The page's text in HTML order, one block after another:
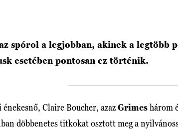
spórol a legjobban, akinek a legtöbb
esetében pontosan ez történik.
énekesnő, Claire Boucher, azazGrimeshárom
döbbenetes titkokat osztott meg a